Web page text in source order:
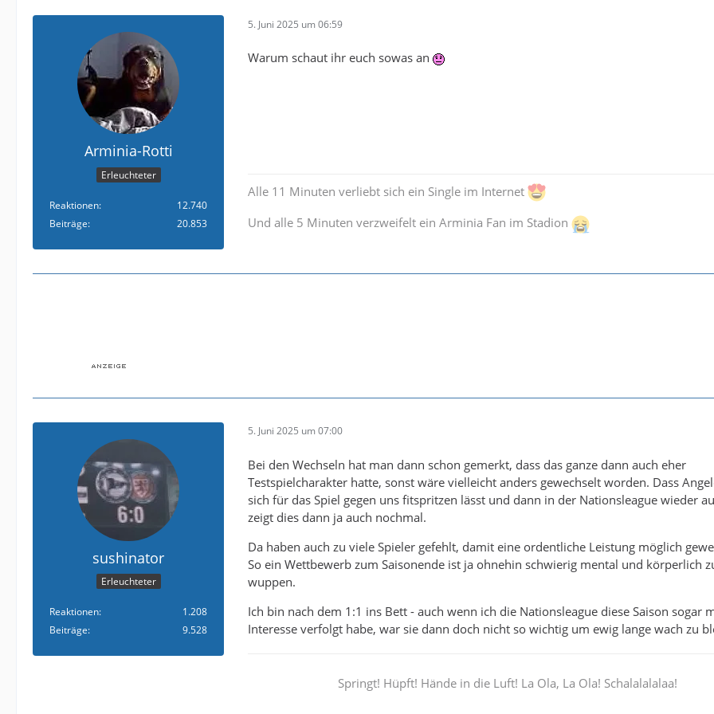
Arminia-Rotti
Erleuchteter
Reaktionen
12.740
Beiträge
20.853
5. Juni 2025 um 06:59
Warum schaut ihr euch sowas an
Alle 11 Minuten verliebt sich ein Single im Internet
Und alle 5 Minuten verzweifelt ein Arminia Fan im Stadion
sushinator
Erleuchteter
Reaktionen
1.208
Beiträge
9.528
5. Juni 2025 um 07:00
Bei den Wechseln hat man dann schon gemerkt, dass das ganze dann auch eher
Testspielcharakter hatte, sonst wäre vielleicht anders gewechselt worden. Dass
sich für das Spiel gegen uns fitspritzen lässt und dann in der Nationsleague wieder
zeigt dies dann ja auch nochmal.
Da haben auch zu viele Spieler gefehlt, damit eine ordentliche Leistung möglich
So ein Wettbewerb zum Saisonende ist ja ohnehin schwierig mental und körperlich
wuppen.
Ich bin nach dem 1:1 ins Bett - auch wenn ich die Nationsleague diese Saison sogar
Interesse verfolgt habe, war sie dann doch nicht so wichtig um ewig lange wach zu
Springt! Hüpft! Hände in die Luft! La Ola, La Ola! Schalalalalaa!